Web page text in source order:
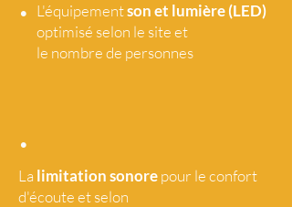
• L'équipementson et lumière (LED)
optimisé selon le site et
le nombre de personnes
•
La limitation sonorepour le confort
d'écoute et selon